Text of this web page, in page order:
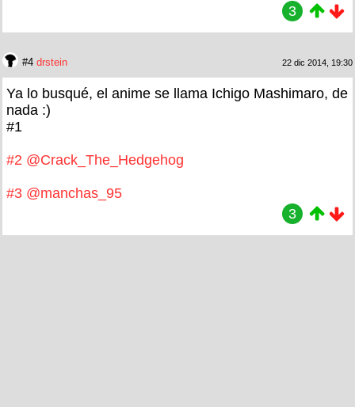
3
#4 drstein 22 dic 2014, 19:30
Ya lo busqué, el anime se llama Ichigo Mashimaro, de
nada :)
#1
#2 @Crack_The_Hedgehog
#3 @manchas_95
3